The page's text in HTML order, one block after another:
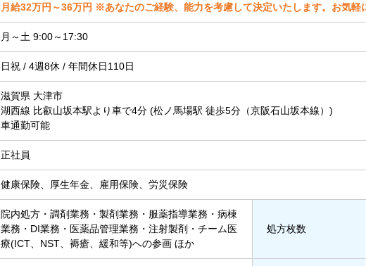
月給32万円～36万円 ※あなたのご経験、能力を考慮して決定いたします。お気軽
月～土 9:00～17:30
日祝 / 4週8休 / 年間休日110日
滋賀県 大津市
湖西線 比叡山坂本駅より車で4分 (松ノ馬場駅 徒歩5分（京阪石山坂本線）)
車通勤可能
正社員
健康保険、厚生年金、雇用保険、労災保険
院内処方・調剤業務・製剤業務・服薬指導業務・病棟
業務・DI業務・医薬品管理業務・注射製剤・チーム医
療(ICT、NST、褥瘡、緩和等)への参画 ほか
処方枚数